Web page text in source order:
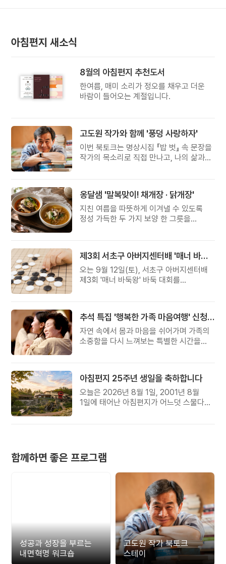
아침편지 새소식
8월의 아침편지 추천도서
한여름, 매미 소리가 정오를 채우고 더운
바람이 들어오는 계절입니다.
고도원 작가와 함께 '풍덩 사랑하자'
이번 북토크는 명상시집 『밥 벗』 속 문장을
작가의 목소리로 직접 만나고, 나의 삶과
옹달샘 '말복맞이! 채개장 · 닭개장'
지친 여름을 따뜻하게 이겨낼 수 있도록
정성 가득한 두 가지 보양 한 그릇을
제3회 서초구 아버지센터배 '매너 바둑왕' 대회
오는 9월 12일(토), 서초구 아버지센터배
제3회 '매너 바둑왕' 바둑 대회를
추석 특집 '행복한 가족 마음여행' 신청 안내
자연 속에서 몸과 마음을 쉬어가며 가족의
소중함을 다시 느껴보는 특별한 시간을
아침편지 25주년 생일을 축하합니다
오늘은 2026년 8월 1일, 2001년 8월
1일에 태어난 아침편지가 어느덧 스물다섯
함께하면 좋은 프로그램
성공과 성장을 부르는
내면혁명 워크숍
고도원 작가 북토크
스테이